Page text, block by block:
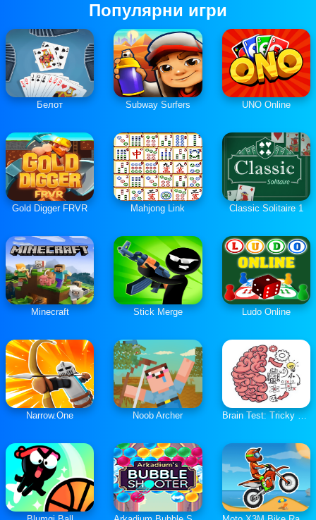
Популярни игри
Белот Subway Surfers UNO Online
Gold Digger FRVR Mahjong Link Classic Solitaire 1
Minecraft Stick Merge Ludo Online
Narrow.One Noob Archer Brain Test: Tricky Puzzles